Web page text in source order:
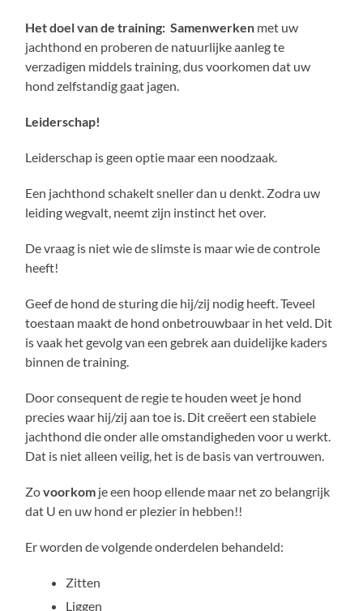
Het doel van de training: Samenwerken met uw
jachthond en proberen de natuurlijke aanleg te
verzadigen middels training, dus voorkomen dat uw
hond zelfstandig gaat jagen.
Leiderschap!
Leiderschap is geen optie maar een noodzaak.
Een jachthond schakelt sneller dan u denkt. Zodra uw
leiding wegvalt, neemt zijn instinct het over.
De vraag is niet wie de slimste is maar wie de controle
heeft!
Geef de hond de sturing die hij/zij nodig heeft. Teveel
toestaan maakt de hond onbetrouwbaar in het veld. Dit
is vaak het gevolg van een gebrek aan duidelijke kaders
binnen de training.
Door consequent de regie te houden weet je hond
precies waar hij/zij aan toe is. Dit creëert een stabiele
jachthond die onder alle omstandigheden voor u werkt.
Dat is niet alleen veilig, het is de basis van vertrouwen.
Zovoorkom je een hoop ellende maar net zo belangrijk
dat U en uw hond er plezier in hebben!!
Er worden de volgende onderdelen behandeld:
Zitten
Liggen